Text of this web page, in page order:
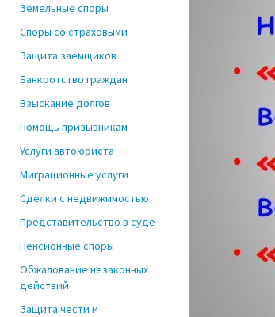
Земельные споры
Споры со страховыми
Защита заемщиков
Банкротство граждан
Взыскание долгов
Помощь призывникам
Услуги автоюриста
Миграционные услуги
Сделки с недвижимостью
Представительство в суде
Пенсионные споры
Обжалование незаконных
действий
Защита чести и